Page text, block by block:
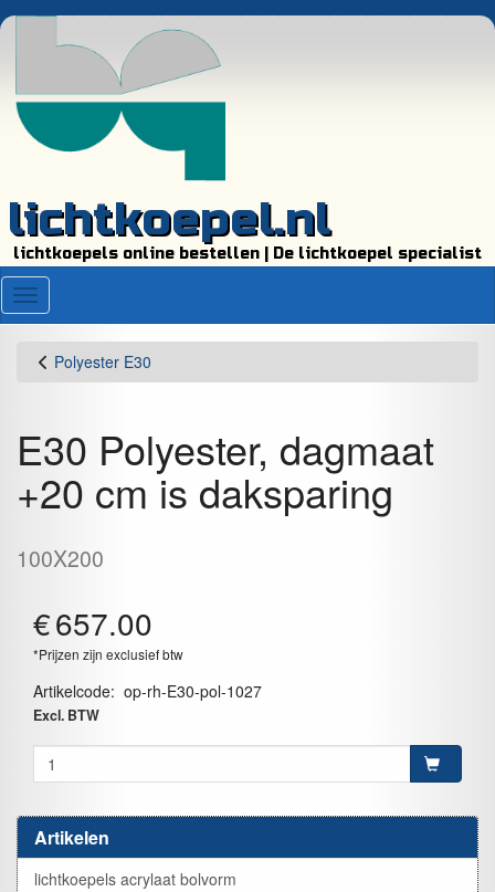
lichtkoepel.nl
lichtkoepels online bestellen | De lichtkoepel specialist
Menu
Artikelen
lichtkoepels acrylaat bolvorm
Polyester E30
E30 Polyester, dagmaat
+20 cm is daksparing
100X200
€657.00
*Prijzen zijn exclusief btw
Artikelcode: op-rh-E30-pol-1027
Excl. BTW